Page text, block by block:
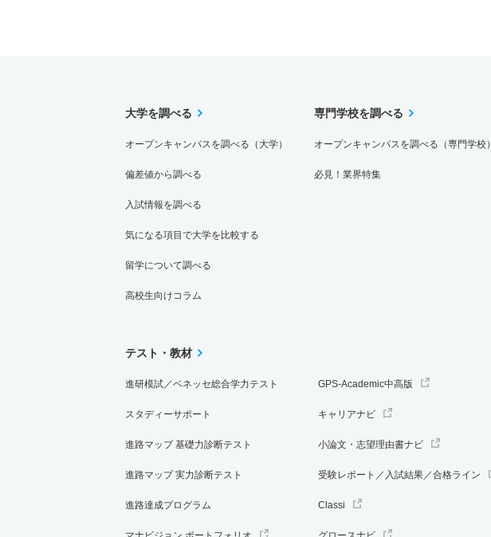
大学を調べる
オープンキャンパスを調べる（大学）
偏差値から調べる
入試情報を調べる
気になる項目で大学を比較する
留学について調べる
高校生向けコラム
専門学校を調べる
オープンキャンパスを調べる（専門学校）
必見！業界特集
テスト・教材
進研模試／ベネッセ総合学力テスト
スタディーサポート
進路マップ 基礎力診断テスト
進路マップ 実力診断テスト
進路達成プログラム
GPS-Academic中高版
キャリアナビ
小論文・志望理由書ナビ
受験レポート／入試結果／合格ライン
Classi